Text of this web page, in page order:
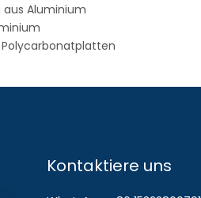
Aluminium
Kontaktiere uns